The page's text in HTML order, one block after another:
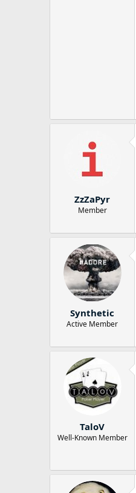
ZzZaPyr
Member
Synthetic
Active Member
TaloV
Well-Known Member